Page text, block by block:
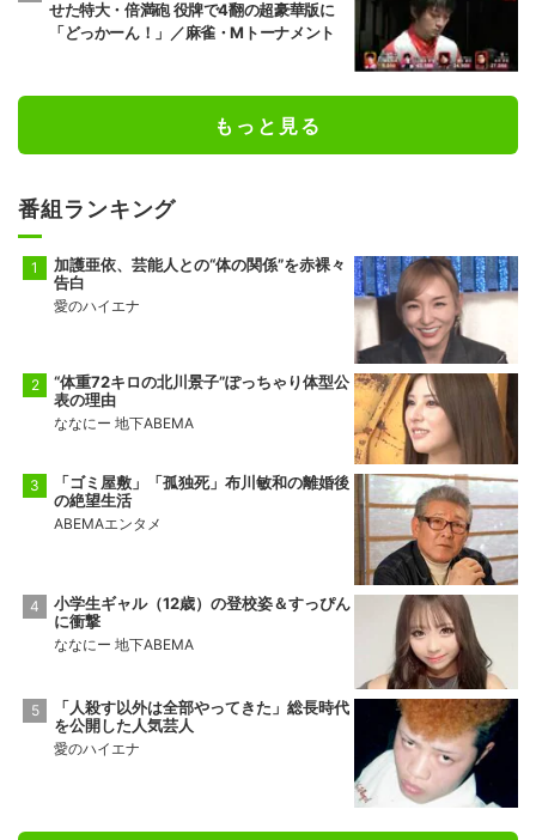
せた特大・倍満砲 役牌で4翻の超豪華版に
「どっかーん！」／麻雀・Mトーナメント
もっと見る
番組ランキング
加護亜依、芸能人との“体の関係”を赤裸々
告白
愛のハイエナ
“体重72キロの北川景子”ぽっちゃり体型公
表の理由
ななにー 地下ABEMA
「ゴミ屋敷」「孤独死」布川敏和の離婚後
の絶望生活
ABEMAエンタメ
小学生ギャル（12歳）の登校姿＆すっぴん
に衝撃
ななにー 地下ABEMA
「人殺す以外は全部やってきた」総長時代
を公開した人気芸人
愛のハイエナ